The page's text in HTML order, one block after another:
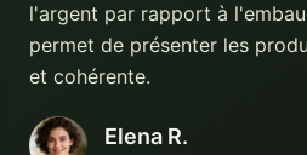
l'argent par rapport à
permet de présenter les
et cohérente.
Elena R.